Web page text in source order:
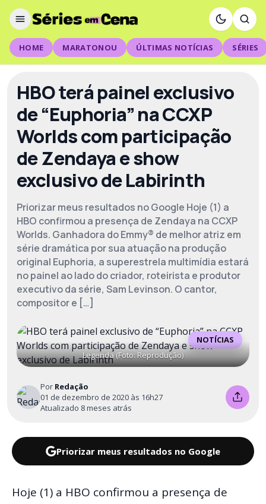
HOME MARATONOU ÚLTIMAS NOTÍCIAS SÉRIES
HBO terá painel exclusivo
de “Euphoria” na CCXP
Worlds com participação
de Zendaya e show
exclusivo de Labirinth
Priorizar meus resultados no Google Hoje (1) a
HBO confirmou a presença de Zendaya na CCXP
Worlds. Ganhadora do Emmy® de melhor atriz em
série dramática por sua atuação na produção
original Euphoria, a superestrela multimídia estará
no painel ao lado do criador, roteirista e produtor
executivo da série, Sam Levinson. O cantor,
compositor e […]
NOTÍCIAS
Legenda (Foto: Reprodução)
Por Redação
01 de dezembro de 2020 às 16h27
Atualizado 8 meses atrás
Priorizar meus resultados no Google
Hoje (1) a HBO confirmou a presença de